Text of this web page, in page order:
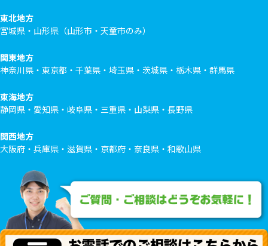
東北地方
宮城県・山形県（山形市・天童市のみ）
関東地方
神奈川県・東京都・千葉県・埼玉県・茨城県・栃木県・群馬県
東海地方
静岡県・愛知県・岐阜県・三重県・山梨県・長野県
関西地方
大阪府・兵庫県・滋賀県・京都府・奈良県・和歌山県